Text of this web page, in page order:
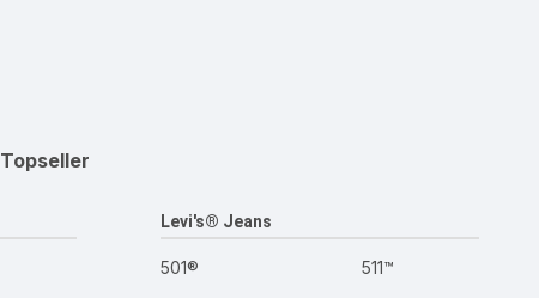
Topseller
Levi's® Jeans
501® 511™